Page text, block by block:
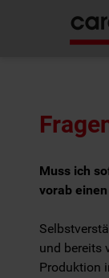
Muss ich
vorab
und bereits
Produktion